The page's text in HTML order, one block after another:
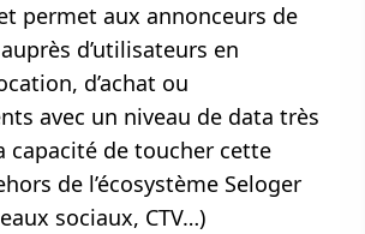
permet aux annonceurs de
d’utilisateurs en
d’achat ou
avec un niveau de data très
capacité de toucher cette
de l’écosystème Seloger
sociaux, CTV…)